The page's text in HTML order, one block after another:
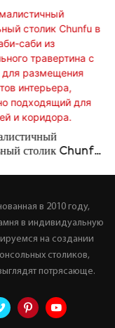
столик Chunfu
интерьера,
подходящий для
и коридора.
в 2010 году,
в индивидуальную
на создании
столиков,
потрясающе.